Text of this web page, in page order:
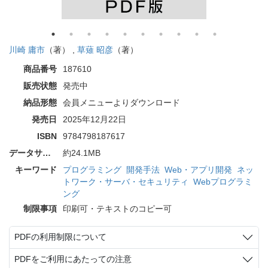
川崎 庸市 （著） , 草薙 昭彦 （著）
商品番号
187610
販売状態
発売中
納品形態
会員メニューよりダウンロード
発売日
2025年12月22日
ISBN
9784798187617
データサイズ
約24.1MB
キーワード
プログラミング 開発手法 Web・アプリ開発
ネッ
トワーク・サーバ・セキュリティ
Webプログラミ
ング
制限事項
印刷可・テキストのコピー可
PDFの利用制限について
PDFをご利用にあたっての注意